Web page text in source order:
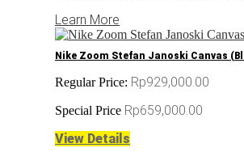
Learn More
Nike Zoom Stefan Janoski Canvas
Regular Price: Rp929,000.00
Special Price Rp659,000.00
View Details